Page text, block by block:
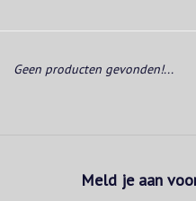
Geen producten gevonden!...
Meld je aan